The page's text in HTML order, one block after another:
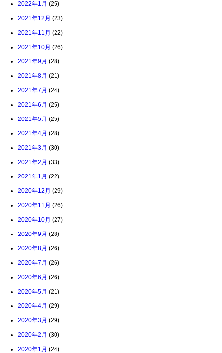
2022年1月 (25)
2021年12月 (23)
2021年11月 (22)
2021年10月 (26)
2021年9月 (28)
2021年8月 (21)
2021年7月 (24)
2021年6月 (25)
2021年5月 (25)
2021年4月 (28)
2021年3月 (30)
2021年2月 (33)
2021年1月 (22)
2020年12月 (29)
2020年11月 (26)
2020年10月 (27)
2020年9月 (28)
2020年8月 (26)
2020年7月 (26)
2020年6月 (26)
2020年5月 (21)
2020年4月 (29)
2020年3月 (29)
2020年2月 (30)
2020年1月 (24)